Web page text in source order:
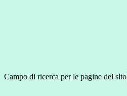
Campo di ricerca per le pagine del sito